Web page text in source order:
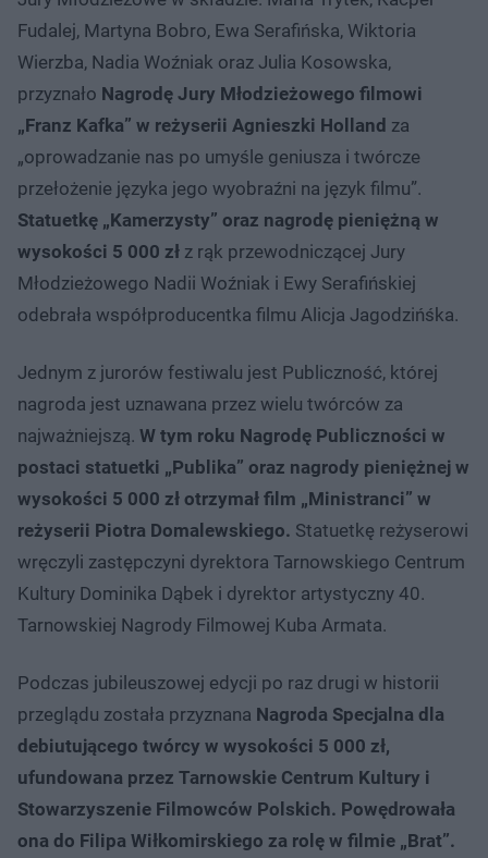
Fudalej, Martyna Bobro, Ewa Serafińska, Wiktoria
Wierzba, Nadia Woźniak oraz Julia Kosowska,
przyznało Nagrodę Jury Młodzieżowego filmowi
„Franz Kafka” w reżyserii Agnieszki Holland za
„oprowadzanie nas po umyśle geniusza i twórcze
przełożenie języka jego wyobraźni na język filmu”.
Statuetkę „Kamerzysty” oraz nagrodę pieniężną w
wysokości 5 000 zł z rąk przewodniczącej Jury
Młodzieżowego Nadii Woźniak i Ewy Serafińskiej
odebrała współproducentka filmu Alicja Jagodzińśka.
Jednym z jurorów festiwalu jest Publiczność, której
nagroda jest uznawana przez wielu twórców za
najważniejszą. W tym roku Nagrodę Publiczności w
postaci statuetki „Publika” oraz nagrody pieniężnej w
wysokości 5 000 zł otrzymał film „Ministranci” w
reżyserii Piotra Domalewskiego. Statuetkę reżyserowi
wręczyli zastępczyni dyrektora Tarnowskiego Centrum
Kultury Dominika Dąbek i dyrektor artystyczny 40.
Tarnowskiej Nagrody Filmowej Kuba Armata.
Podczas jubileuszowej edycji po raz drugi w historii
przeglądu została przyznana Nagroda Specjalna dla
debiutującego twórcy w wysokości 5 000 zł,
ufundowana przez Tarnowskie Centrum Kultury i
Stowarzyszenie Filmowców Polskich. Powędrowała
ona do Filipa Wiłkomirskiego za rolę w filmie „Brat”.